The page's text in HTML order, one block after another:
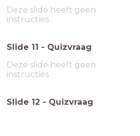
Deze slide heeft geen
instructies
Slide 11 - Quizvraag
Deze slide heeft geen
instructies
Slide 12 - Quizvraag